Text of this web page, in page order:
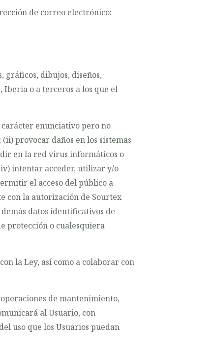
de correo electrónico:
gráficos, dibujos, diseños,
Iberia o a terceros a los que el
carácter enunciativo pero no
provocar daños en los sistemas
en la red virus informáticos o
intentar acceder, utilizar y/o
el acceso del público a
con la autorización de Sourtex
datos identificativos de
protección o cualesquiera
la Ley, así como a colaborar con
de mantenimiento,
al Usuario, con
uso que los Usuarios puedan